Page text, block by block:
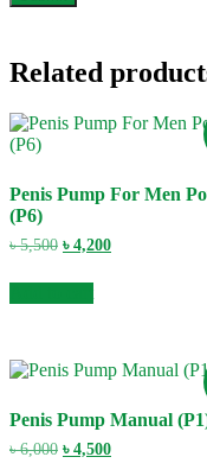
Related
Penis Pump For Men
(P6)
৳5,500 Original
was:
৳ 5,500.
৳ 4,200Current
Penis Pump Manual
৳6,000 Original
৳ 4,500Current